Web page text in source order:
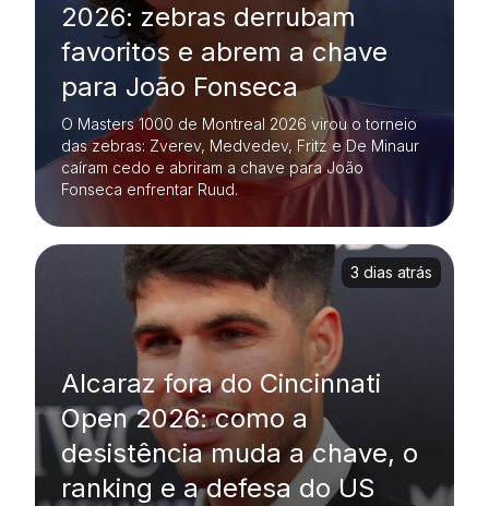
2026: zebras derrubam
favoritos e abrem a chave
para João Fonseca
O Masters 1000 de Montreal 2026 virou o torneio
das zebras: Zverev, Medvedev, Fritz e De Minaur
caíram cedo e abriram a chave para João
Fonseca enfrentar Ruud.
Alcaraz fora do Cincinnati
Open 2026: como a
desistência muda a chave, o
ranking e a defesa do US
3 dias atrás